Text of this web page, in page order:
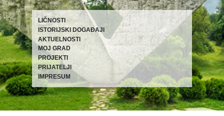
LIČNOSTI
ISTORIJSKI DOGAĐAJI
AKTUELNOSTI
MOJ GRAD
PROJEKTI
PRIJATELJI
IMPRESUM